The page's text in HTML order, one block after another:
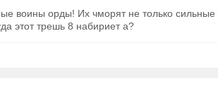
воины орды! Их чморят не только
этот трешь 8 набириет а?